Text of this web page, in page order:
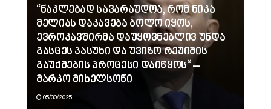
“ნაკლებად სავარაუდოა, რომ ნიკა
მელიას დაკავება ბოლო იყოს,
ევროკავშირმა დაუყოვნებლივ უნდა
გასცეს პასუხი და უვიზო რეჟიმის
გაუქმების პროცესი დაიწყოს“ –
მარკო მიხელსონი
05/30/2025